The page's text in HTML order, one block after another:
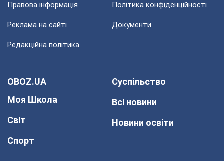
Правова інформація Політика конфіденційності
Реклама на сайті Документи
Редакційна політика
OBOZ.UA
Моя Школа
Світ
Спорт
Суспільство
Всі новини
Новини освіти